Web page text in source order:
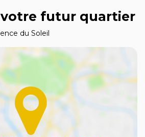
votre futur quartier
du Soleil